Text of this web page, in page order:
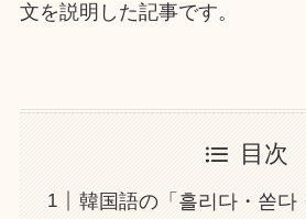
文を説明した記事です。
目次
韓国語の「흘리다・쏟다